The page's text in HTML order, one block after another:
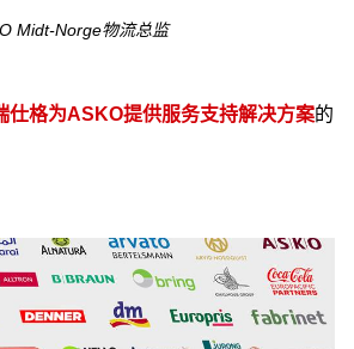
Midt-Norge物流总监
仕格为ASKO提供服务支持解决方案的